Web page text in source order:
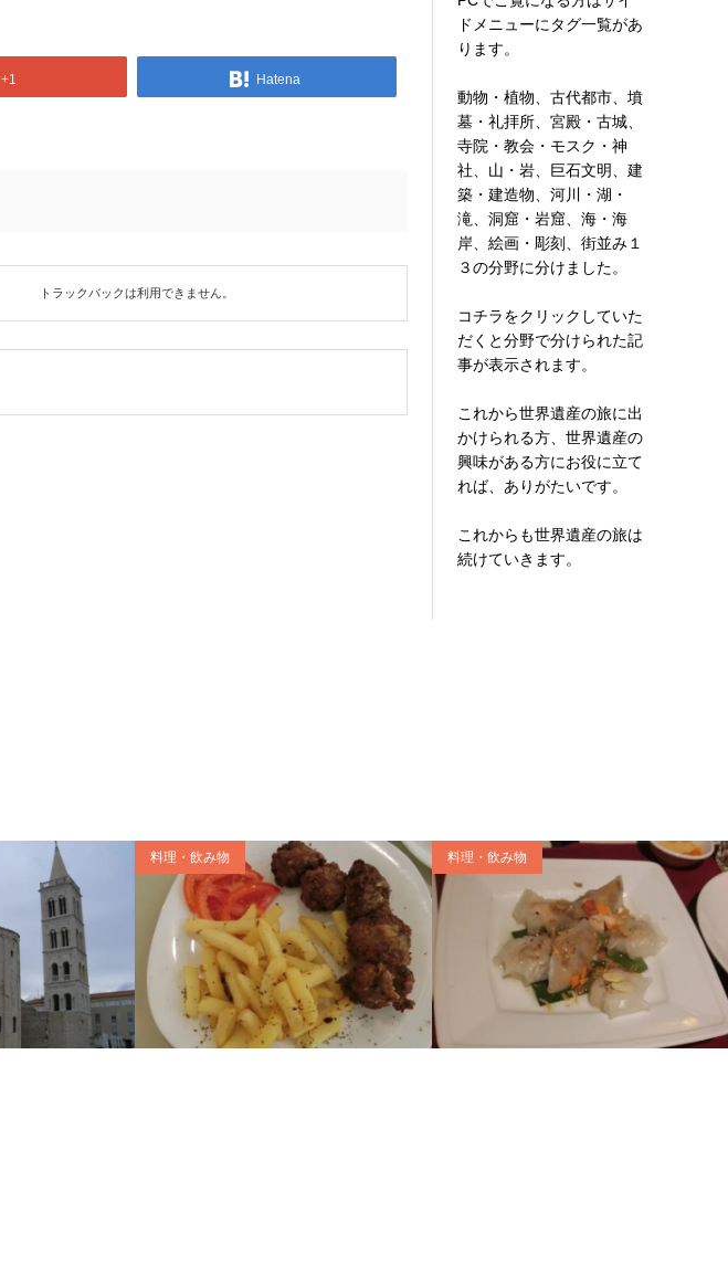
+1 Hatena
トラックバックは利用できません。
ドメニューにタグ一覧があ
ります。
動物・植物、古代都市、墳
墓・礼拝所、宮殿・古城、
寺院・教会・モスク・神
社、山・岩、巨石文明、建
築・建造物、河川・湖・
滝、洞窟・岩窟、海・海
岸、絵画・彫刻、街並み１
３の分野に分けました。
コチラをクリックしていた
だくと分野で分けられた記
事が表示されます。
これから世界遺産の旅に出
かけられる方、世界遺産の
興味がある方にお役に立て
れば、ありがたいです。
これからも世界遺産の旅は
続けていきます。
料理・飲み物 料理・飲み物